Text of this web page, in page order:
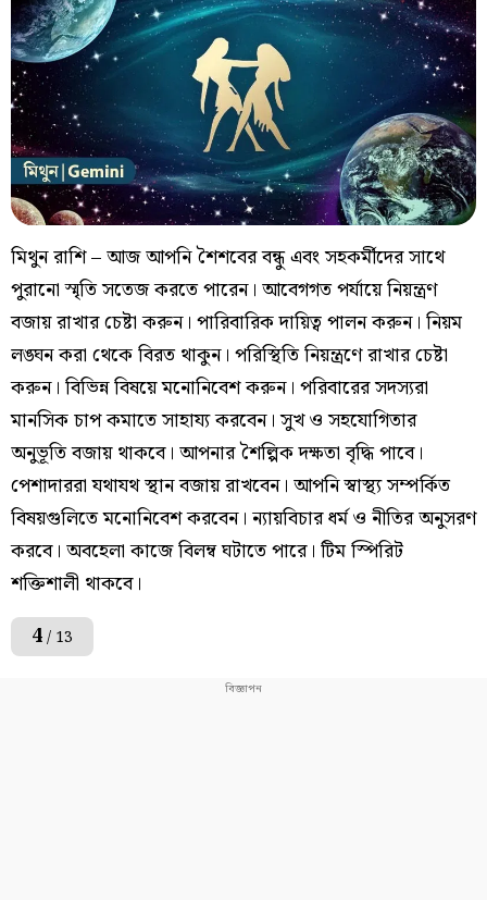
মিথুন রাশি – আজ আপনি শৈশবের বন্ধু এবং সহকর্মীদের সাথে
পুরানো স্মৃতি সতেজ করতে পারেন। আবেগগত পর্যায়ে নিয়ন্ত্রণ
বজায় রাখার চেষ্টা করুন। পারিবারিক দায়িত্ব পালন করুন। নিয়ম
লঙ্ঘন করা থেকে বিরত থাকুন। পরিস্থিতি নিয়ন্ত্রণে রাখার চেষ্টা
করুন। বিভিন্ন বিষয়ে মনোনিবেশ করুন। পরিবারের সদস্যরা
মানসিক চাপ কমাতে সাহায্য করবেন। সুখ ও সহযোগিতার
অনুভূতি বজায় থাকবে। আপনার শৈল্পিক দক্ষতা বৃদ্ধি পাবে।
পেশাদাররা যথাযথ স্থান বজায় রাখবেন। আপনি স্বাস্থ্য সম্পর্কিত
বিষয়গুলিতে মনোনিবেশ করবেন। ন্যায়বিচার ধর্ম ও নীতির অনুসরণ
করবে। অবহেলা কাজে বিলম্ব ঘটাতে পারে। টিম স্পিরিট
শক্তিশালী থাকবে।
4/ 13